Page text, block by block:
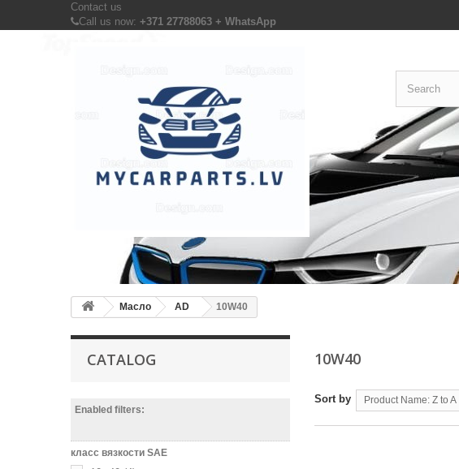
Contact us
Call us now: +371 27788063 + WhatsApp
Масло AD 10W40
CATALOG
Enabled filters:
класс вязкости SAE
10W40
Sort by Product Name: Z to A